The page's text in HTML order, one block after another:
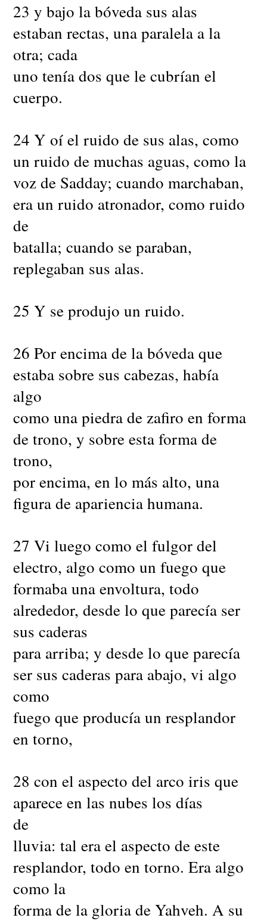
23 y bajo la bóveda sus alas
estaban rectas, una paralela a la
otra; cada
uno tenía dos que le cubrían el
cuerpo.
24 Y oí el ruido de sus alas, como
un ruido de muchas aguas, como la
voz de Sadday; cuando marchaban,
era un ruido atronador, como ruido
de
batalla; cuando se paraban,
replegaban sus alas.
25 Y se produjo un ruido.
26 Por encima de la bóveda que
estaba sobre sus cabezas, había
algo
como una piedra de zafiro en forma
de trono, y sobre esta forma de
trono,
por encima, en lo más alto, una
figura de apariencia humana.
27 Vi luego como el fulgor del
electro, algo como un fuego que
formaba una envoltura, todo
alrededor, desde lo que parecía ser
sus caderas
para arriba; y desde lo que parecía
ser sus caderas para abajo, vi algo
como
fuego que producía un resplandor
en torno,
28 con el aspecto del arco iris que
aparece en las nubes los días
de
lluvia: tal era el aspecto de este
resplandor, todo en torno. Era algo
como la
forma de la gloria de Yahveh. A su